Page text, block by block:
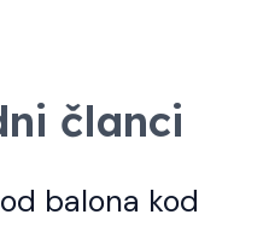
članci
balona kod